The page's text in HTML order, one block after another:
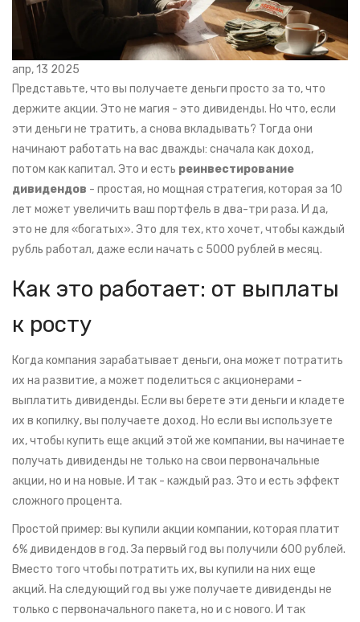
апр, 13 2025
Представьте, что вы получаете деньги просто за то, что
держите акции. Это не магия - это дивиденды. Но что, если
эти деньги не тратить, а снова вкладывать? Тогда они
начинают работать на вас дважды: сначала как доход,
потом как капитал. Это и есть реинвестирование
дивидендов - простая, но мощная стратегия, которая за 10
лет может увеличить ваш портфель в два-три раза. И да,
это не для «богатых». Это для тех, кто хочет, чтобы каждый
рубль работал, даже если начать с 5000 рублей в месяц.
Как это работает: от выплаты
к росту
Когда компания зарабатывает деньги, она может потратить
их на развитие, а может поделиться с акционерами -
выплатить дивиденды. Если вы берете эти деньги и кладете
их в копилку, вы получаете доход. Но если вы используете
их, чтобы купить еще акций этой же компании, вы начинаете
получать дивиденды не только на свои первоначальные
акции, но и на новые. И так - каждый раз. Это и есть эффект
сложного процента.
Простой пример: вы купили акции компании, которая платит
6% дивидендов в год. За первый год вы получили 600 рублей.
Вместо того чтобы потратить их, вы купили на них еще
акций. На следующий год вы уже получаете дивиденды не
только с первоначального пакета, но и с нового. И так